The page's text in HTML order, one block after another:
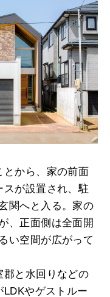
とから、家の前面
スが設置され、駐
関へと入る。家の
、正面側は全面開
い空間が広がって
郡と水回りなどの
やゲストルー